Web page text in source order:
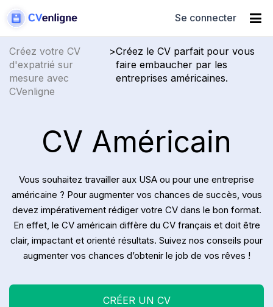
Se connecter
Créez votre CV
d'expatrié sur
mesure avec
CVenligne
>Créez le CV parfait pour vous
faire embaucher par les
entreprises américaines.
CV Américain
Vous souhaitez travailler aux USA ou pour une entreprise
américaine ? Pour augmenter vos chances de succès, vous
devez impérativement rédiger votre CV dans le bon format.
En effet, le CV américain diffère du CV français et doit être
clair, impactant et orienté résultats. Suivez nos conseils pour
augmenter vos chances d’obtenir le job de vos rêves !
CRÉER UN CV